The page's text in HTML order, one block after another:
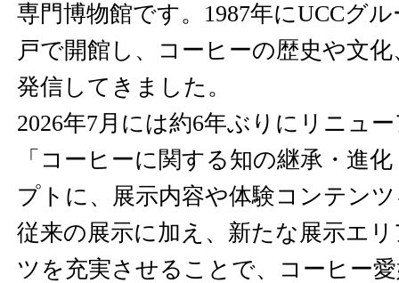
専門博物館です。1987年にUCCグ
戸で開館し、コーヒーの歴史や文
発信してきました。
2026年7月には約6年ぶりにリニュ
「コーヒーに関する知の継承・進
プトに、展示内容や体験コンテン
従来の展示に加え、新たな展示エ
ツを充実させることで、コーヒー